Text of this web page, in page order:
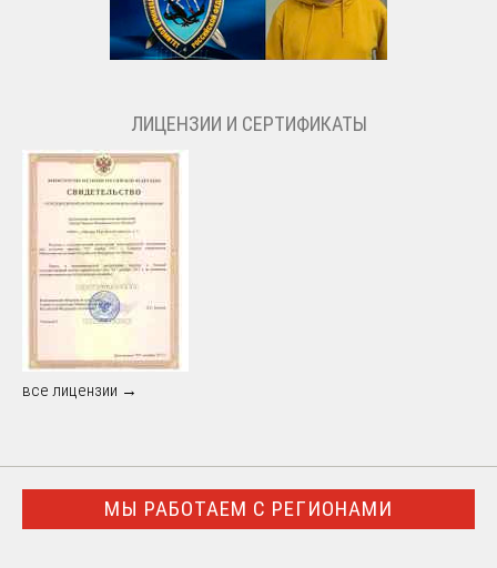
ЛИЦЕНЗИИ И СЕРТИФИКАТЫ
все лицензии →
МЫ РАБОТАЕМ С РЕГИОНАМИ